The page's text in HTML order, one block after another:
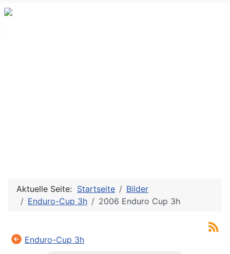
Aktuelle Seite: Startseite
Bilder
Enduro-Cup 3h
2006 Enduro Cup 3h
Enduro-Cup 3h